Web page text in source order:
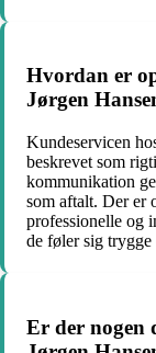
Hvordan er
Jørgen
Kundeservicen
beskrevet som
kommunikation
som aftalt. Der er
professionelle og
de føler sig trygge
Er der nogen